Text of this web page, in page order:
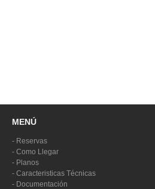
MENÚ
- Reservas
- Como Llegar
- Planos
- Caracteristicas Técnicas
- Documentación